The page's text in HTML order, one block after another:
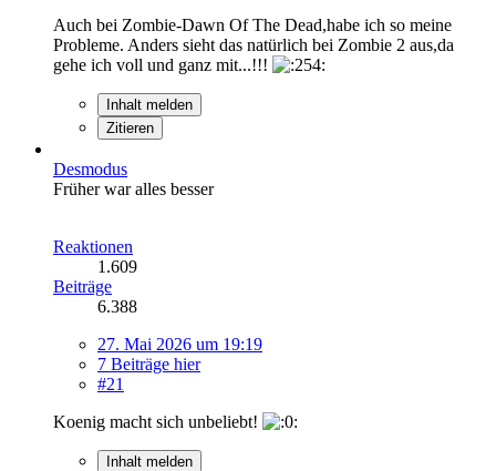
Auch bei Zombie-Dawn Of The Dead,habe ich so meine
Probleme. Anders sieht das natürlich bei Zombie 2 aus,da
gehe ich voll und ganz mit...!!!
Inhalt melden
Zitieren
Desmodus
Früher war alles besser
Reaktionen
1.609
Beiträge
6.388
27. Mai 2026 um 19:19
7 Beiträge hier
#21
Koenig macht sich unbeliebt!
Inhalt melden